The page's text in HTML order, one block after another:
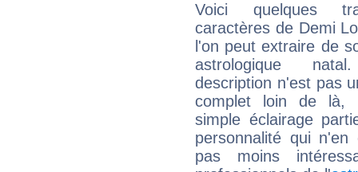
Voici quelques
caractères de Demi
l'on peut extraire de
astrologique
description n'est pas
complet loin de là,
simple éclairage
personnalité qui n'en
pas moins